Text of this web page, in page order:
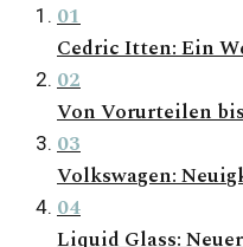
01
Cedric Itten: Ein
02
Von Vorurteilen
03
Volkswagen:
04
Liquid Glass: